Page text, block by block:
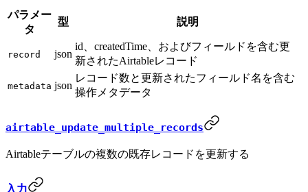
パラメー
タ
型 説明
record json
id、createdTime、およびフィールドを含む更
新されたAirtableレコード
metadata json
レコード数と更新されたフィールド名を含む
操作メタデータ
airtable_update_multiple_records
Airtableテーブルの複数の既存レコードを更新する
入力